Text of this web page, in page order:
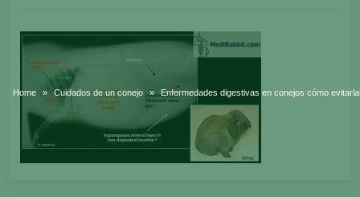
Home Cuidados de un conejo Enfermedades digestivas en conejos cómo